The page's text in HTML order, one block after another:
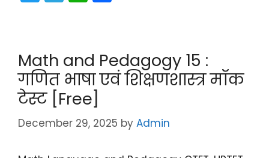
w
er
el
gr
a
m
h
ts
A
p
p
e
b
o
k
Math and Pedagogy 15 :
गणित भाषा एवं शिक्षणशास्त्र मॉक
टेस्ट [Free]
December 29, 2025 by Admin